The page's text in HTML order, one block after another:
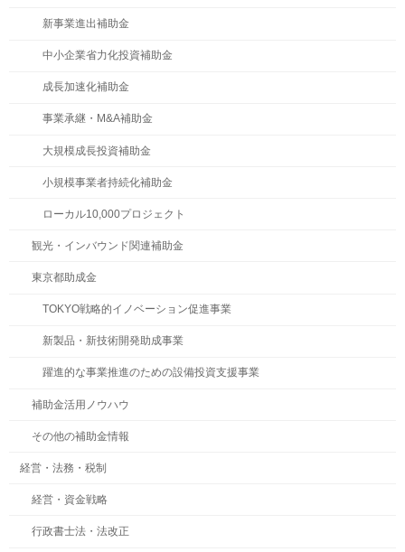
新事業進出補助金
中小企業省力化投資補助金
成長加速化補助金
事業承継・M&A補助金
大規模成長投資補助金
小規模事業者持続化補助金
ローカル10,000プロジェクト
観光・インバウンド関連補助金
東京都助成金
TOKYO戦略的イノベーション促進事業
新製品・新技術開発助成事業
躍進的な事業推進のための設備投資支援事業
補助金活用ノウハウ
その他の補助金情報
経営・法務・税制
経営・資金戦略
行政書士法・法改正